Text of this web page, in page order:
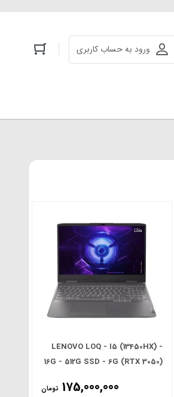
ورود به حساب کاربری
LENOVO LOQ - I5 (13450HX) -
16G - 512G SSD - 6G (RTX 3050)
175,000,000 تومان